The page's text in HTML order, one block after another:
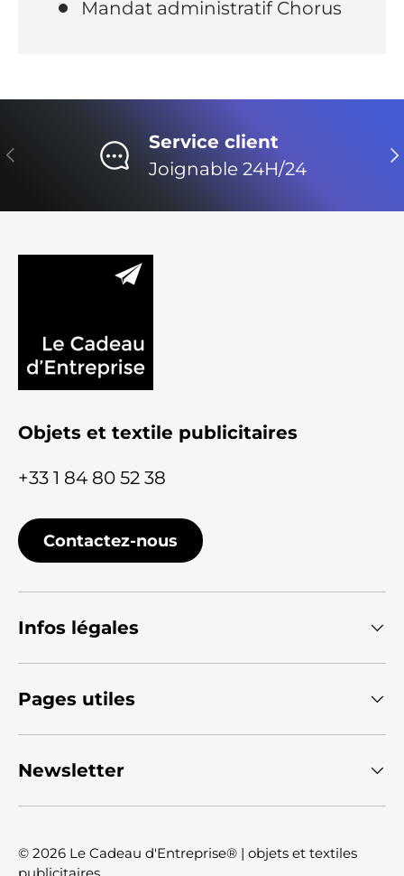
Mandat administratif Chorus
Précédent
Service client
Joignable 24H/24
Objets et textile publicitaires
+33 1 84 80 52 38
Contactez-nous
Infos légales
Pages utiles
Newsletter
© 2026 Le Cadeau d'Entreprise® | objets et textiles